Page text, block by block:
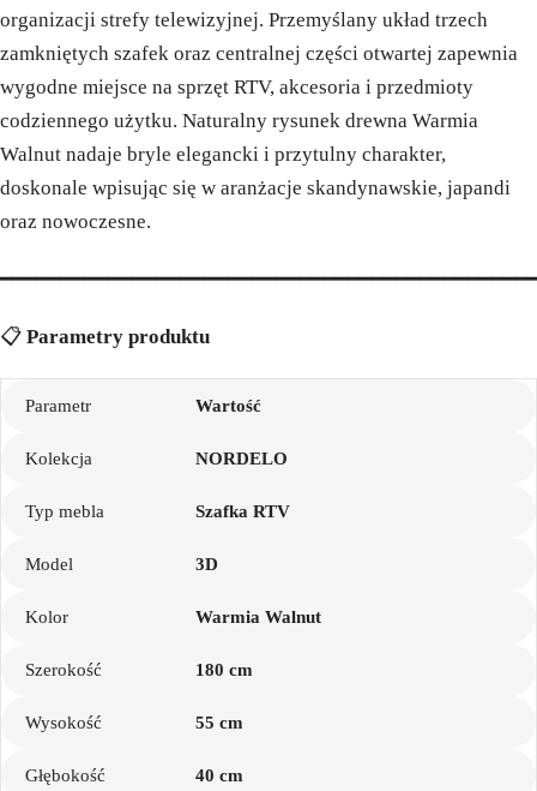
organizacji strefy telewizyjnej. Przemyślany układ trzech
zamkniętych szafek oraz centralnej części otwartej zapewnia
wygodne miejsce na sprzęt RTV, akcesoria i przedmioty
codziennego użytku. Naturalny rysunek drewna Warmia
Walnut nadaje bryle elegancki i przytulny charakter,
doskonale wpisując się w aranżacje skandynawskie, japandi
oraz nowoczesne.
📋 Parametry produktu
Parametr Wartość
Kolekcja NORDELO
Typ mebla Szafka RTV
Model 3D
Kolor Warmia Walnut
Szerokość 180 cm
Wysokość 55 cm
Głębokość 40 cm